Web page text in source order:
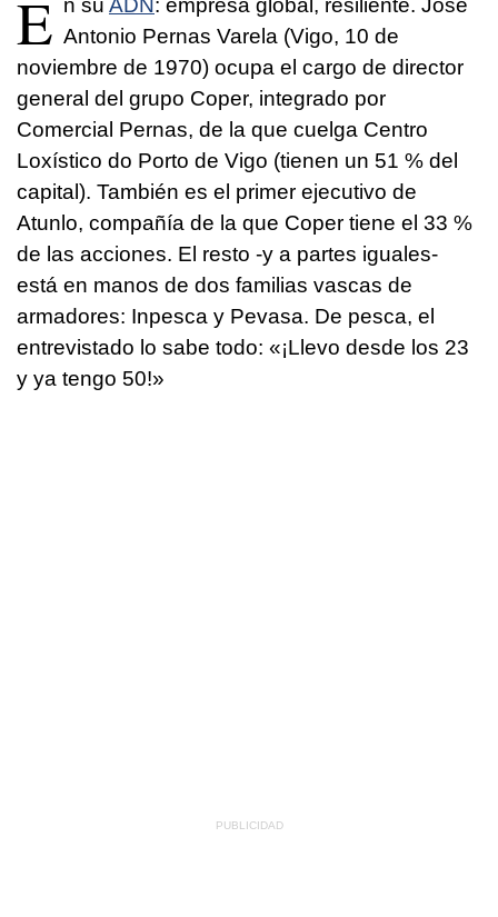
E n su ADN: empresa global, resiliente. José
Antonio Pernas Varela (Vigo, 10 de
noviembre de 1970) ocupa el cargo de director
general del grupo Coper, integrado por
Comercial Pernas, de la que cuelga Centro
Loxístico do Porto de Vigo (tienen un 51 % del
capital). También es el primer ejecutivo de
Atunlo, compañía de la que Coper tiene el 33 %
de las acciones. El resto -y a partes iguales-
está en manos de dos familias vascas de
armadores: Inpesca y Pevasa. De pesca, el
entrevistado lo sabe todo: «¡Llevo desde los 23
y ya tengo 50!»